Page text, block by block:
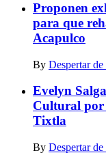
Proponen
para que
Acapulco
By Despertar de
Evelyn
Cultural por
Tixtla
By Despertar de